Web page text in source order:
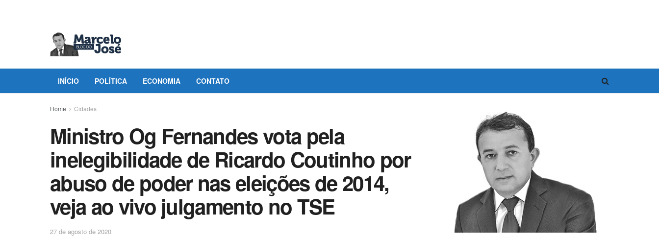
INÍCIO POLÍTICA ECONOMIA CONTATO
Home Cidades
Ministro Og Fernandes vota pela
inelegibilidade de Ricardo Coutinho por
abuso de poder nas eleições de 2014,
veja ao vivo julgamento no TSE
27 de agosto de 2020